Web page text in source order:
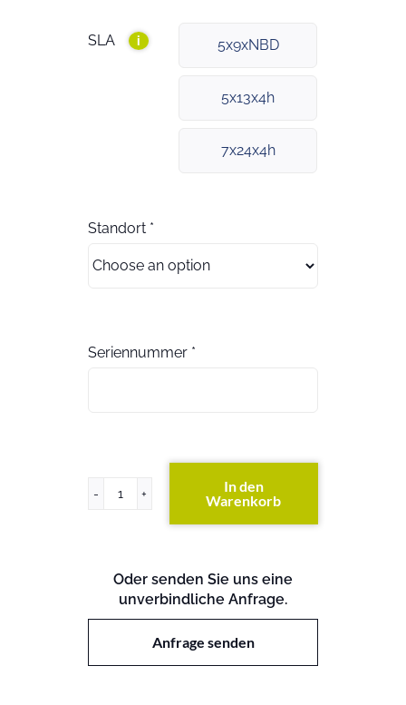
SLA i 5x9xNBD
5x13x4h
7x24x4h
Standort *
Seriennummer *
ProLiant
In den
Warenkorb
Oder senden Sie uns eine
unverbindliche Anfrage.
Anfrage senden